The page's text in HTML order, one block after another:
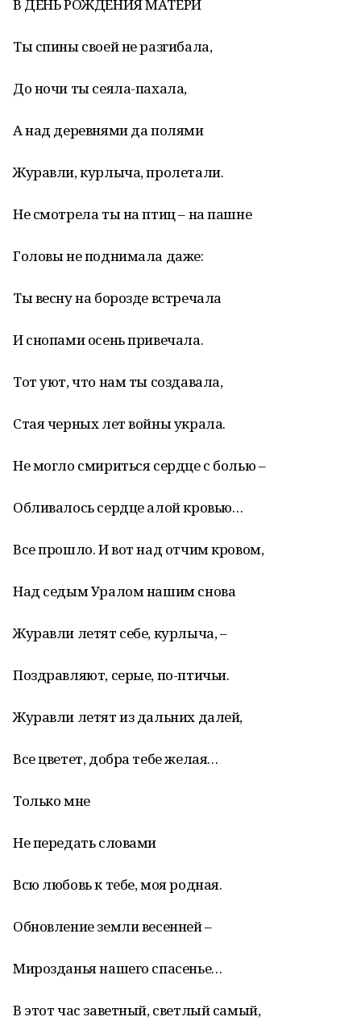
В ДЕНЬ РОЖДЕНИЯ МАТЕРИ
Ты спины своей не разгибала,
До ночи ты сеяла-пахала,
А над деревнями да полями
Журавли, курлыча, пролетали.
Не смотрела ты на птиц – на пашне
Головы не поднимала даже:
Ты весну на борозде встречала
И снопами осень привечала.
Тот уют, что нам ты создавала,
Стая черных лет войны украла.
Не могло смириться сердце с болью –
Обливалось сердце алой кровью…
Все прошло. И вот над отчим кровом,
Над седым Уралом нашим снова
Журавли летят себе, курлыча, –
Поздравляют, серые, по-птичьи.
Журавли летят из дальних далей,
Все цветет, добра тебе желая…
Только мне
Не передать словами
Всю любовь к тебе, моя родная.
Обновление земли весенней –
Мирозданья нашего спасенье…
В этот час заветный, светлый самый,